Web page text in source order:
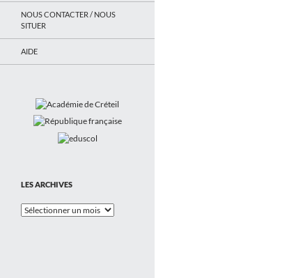
NOUS CONTACTER / NOUS
SITUER
AIDE
LES ARCHIVES
Les